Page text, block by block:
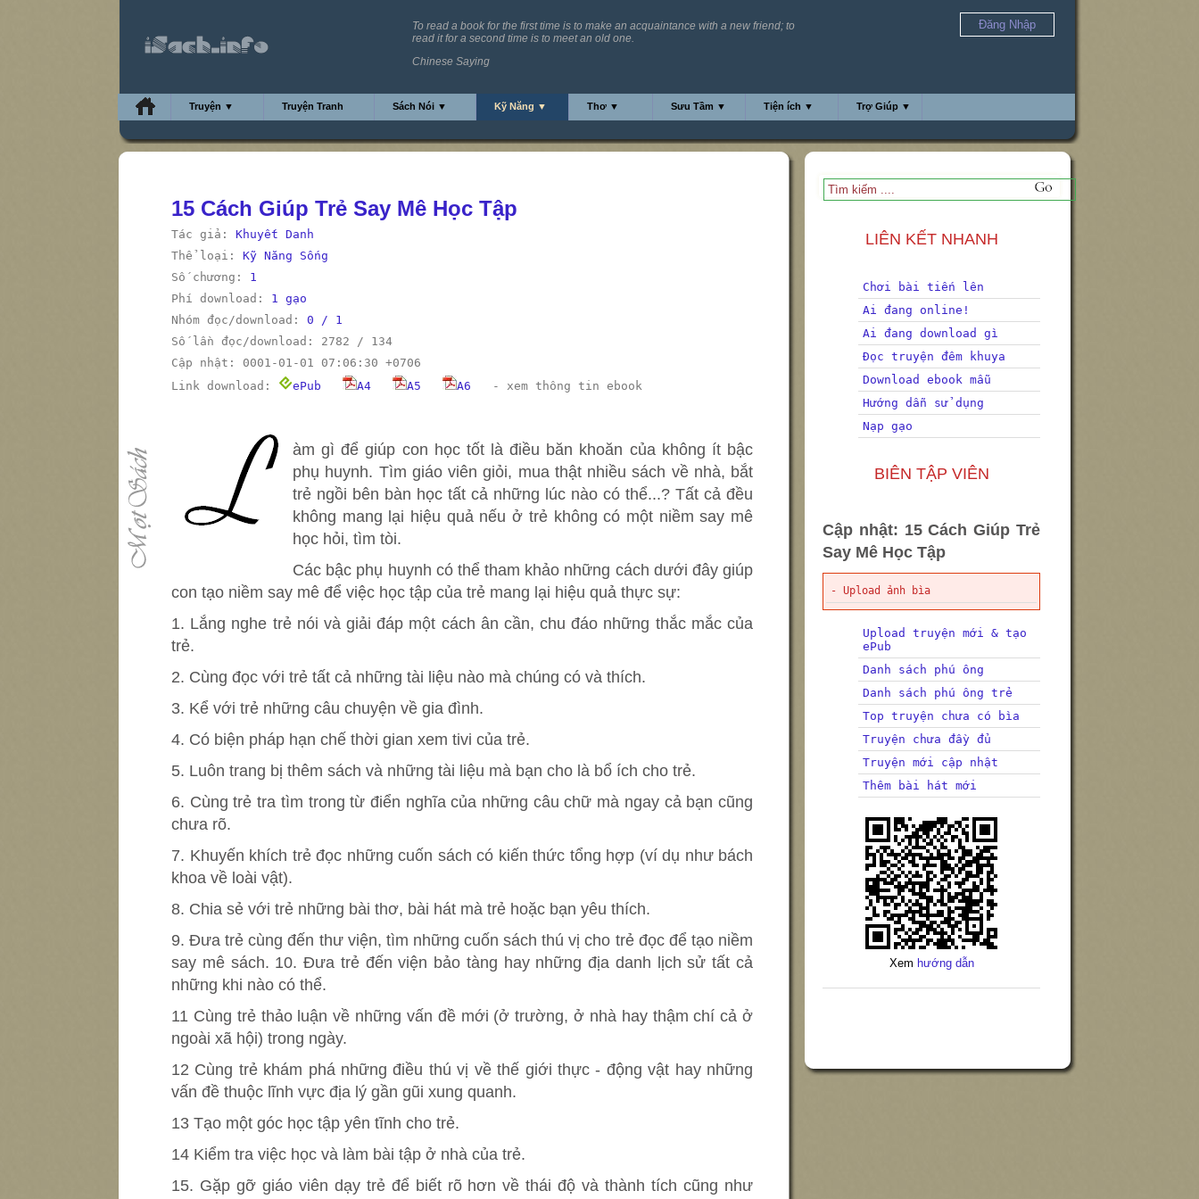
To read a book for the first time is to make an acquaintance with a new friend; to
read it for a second time is to meet an old one.
Chinese Saying
Đăng Nhập
Truyện ▼ Truyện Tranh Sách Nói ▼ Kỹ Năng ▼ Thơ ▼ Sưu Tầm ▼ Tiện ích ▼ Trợ Giúp ▼
LIÊN KẾT NHANH
Chơi bài tiến lên
Ai đang online!
Ai đang download gì
Đọc truyện đêm khuya
Download ebook mẫu
Hướng dẫn sử dụng
Nạp gạo
BIÊN TẬP VIÊN
Cập nhật: 15 Cách Giúp Trẻ
Say Mê Học Tập
- Upload ảnh bìa
Upload truyện mới & tạo
ePub
Danh sách phú ông
Danh sách phú ông trẻ
Top truyện chưa có bìa
Truyện chưa đầy đủ
Truyện mới cập nhật
Thêm bài hát mới
Xem hướng dẫn
15 Cách Giúp Trẻ Say Mê Học Tập
Tác giả: Khuyết Danh
Thể loại: Kỹ Năng Sống
Số chương: 1
Phí download: 1 gạo
Nhóm đọc/download: 0 / 1
Số lần đọc/download: 2782 / 134
Cập nhật: 0001-01-01 07:06:30 +0706
Link download:
ePub A4 A5 A6 - xem thông tin ebook
àm gì để giúp con học tốt là điều băn khoăn của không ít bậc
phụ huynh. Tìm giáo viên giỏi, mua thật nhiều sách về nhà, bắt
trẻ ngồi bên bàn học tất cả những lúc nào có thể...? Tất cả đều
không mang lại hiệu quả nếu ở trẻ không có một niềm say mê
học hỏi, tìm tòi.
Các bậc phụ huynh có thể tham khảo những cách dưới đây giúp
con tạo niềm say mê để việc học tập của trẻ mang lại hiệu quả thực sự:
1. Lắng nghe trẻ nói và giải đáp một cách ân cần, chu đáo những thắc mắc của
trẻ.
2. Cùng đọc với trẻ tất cả những tài liệu nào mà chúng có và thích.
3. Kể với trẻ những câu chuyện về gia đình.
4. Có biện pháp hạn chế thời gian xem tivi của trẻ.
5. Luôn trang bị thêm sách và những tài liệu mà bạn cho là bổ ích cho trẻ.
6. Cùng trẻ tra tìm trong từ điển nghĩa của những câu chữ mà ngay cả bạn cũng
chưa rõ.
7. Khuyến khích trẻ đọc những cuốn sách có kiến thức tổng hợp (ví dụ như bách
khoa về loài vật).
8. Chia sẻ với trẻ những bài thơ, bài hát mà trẻ hoặc bạn yêu thích.
9. Đưa trẻ cùng đến thư viện, tìm những cuốn sách thú vị cho trẻ đọc để tạo niềm
say mê sách. 10. Đưa trẻ đến viện bảo tàng hay những địa danh lịch sử tất cả
những khi nào có thể.
11 Cùng trẻ thảo luận về những vấn đề mới (ở trường, ở nhà hay thậm chí cả ở
ngoài xã hội) trong ngày.
12 Cùng trẻ khám phá những điều thú vị về thế giới thực - động vật hay những
vấn đề thuộc lĩnh vực địa lý gần gũi xung quanh.
13 Tạo một góc học tập yên tĩnh cho trẻ.
14 Kiểm tra việc học và làm bài tập ở nhà của trẻ.
15. Gặp gỡ giáo viên dạy trẻ để biết rõ hơn về thái độ và thành tích cũng như